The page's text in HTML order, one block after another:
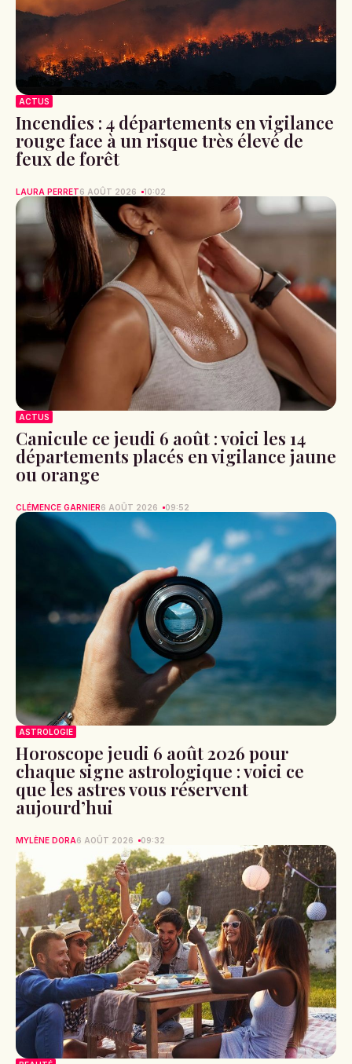
ACTUS
Incendies : 4 départements en vigilance
rouge face à un risque très élevé de
feux de forêt
LAURA PERRET6 AOÛT 2026 10:02
ACTUS
Canicule ce jeudi 6 août : voici les 14
départements placés en vigilance jaune
ou orange
CLÉMENCE GARNIER6 AOÛT 2026 09:52
ASTROLOGIE
Horoscope jeudi 6 août 2026 pour
chaque signe astrologique : voici ce
que les astres vous réservent
aujourd’hui
MYLÈNE DORA6 AOÛT 2026 09:32